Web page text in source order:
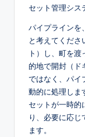
セット管理シス
パイプラインを
と考えてくださ
ト）し、町を
的地で開封（ド
ではなく、パイ
動的に処理しま
セットが一時的
り、必要に応
ます。